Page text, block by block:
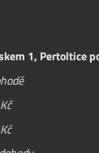
1, Pertoltice